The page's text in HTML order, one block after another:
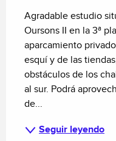
Agradable estudio
Oursons II en la 3ª
aparcamiento
esquí y de las
obstáculos de los
al sur. Podrá
de...
Seguir leyendo